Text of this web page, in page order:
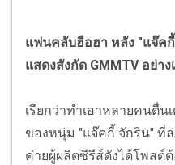
แฟนคลับฮือฮา หลัง "แจ๊ค
แสดงสังกัด GMMTV อย่าง
เรียกว่าทำเอาหลายคนตื่
ของหนุ่ม "แจ๊คกี้ จักริน" ที่
ค่ายผู้ผลิตซีรีส์ดังได้โพสต์